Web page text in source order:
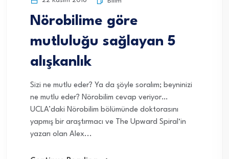
Nörobilime göre
mutluluğu sağlayan 5
alışkanlık
Sizi ne mutlu eder? Ya da şöyle soralım; beyninizi
ne mutlu eder? Nörobilim cevap veriyor…
UCLA’daki Nörobilim bölümünde doktorasını
yapmış bir araştırmacı ve The Upward Spiral‘in
yazarı olan Alex...